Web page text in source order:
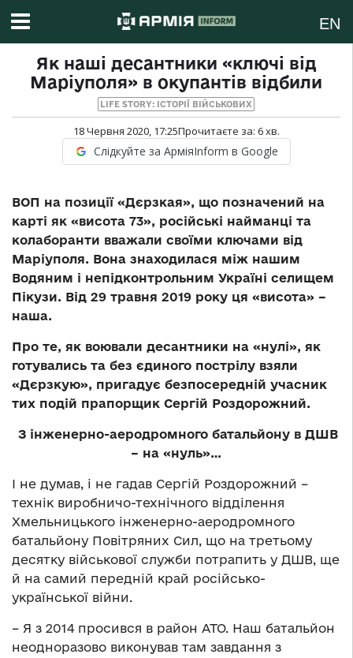
EN
Як наші десантники «ключі від
Маріуполя» в окупантів відбили
LIFE STORY: ІСТОРІЇ ВІЙСЬКОВИХ
18 Червня 2020, 17:25Прочитаєте за: 6хв.
Слідкуйте за АрміяInform в Google
ВОП на позиції «Дєрзкая», що позначений на
карті як «висота 73», російські найманці та
колаборанти вважали своїми ключами від
Маріуполя. Вона знаходилася між нашим
Водяним і непідконтрольним Україні селищем
Пікузи. Від 29 травня 2019 року ця «висота» –
наша.
Про те, як воювали десантники на «нулі», як
готувались та без єдиного пострілу взяли
«Дєрзкую», пригадує безпосередній учасник
тих подій прапорщик Сергій Роздорожний.
З інженерно-аеродромного батальйону в ДШВ
– на «нуль»…
І не думав, і не гадав Сергій Роздорожний –
технік виробничо-технічного відділення
Хмельницького інженерно-аеродромного
батальйону Повітряних Сил, що на третьому
десятку військової служби потрапить у ДШВ, ще
й на самий передній край російсько-
української війни.
– Я з 2014 просився в район АТО. Наш батальйон
неодноразово виконував там завдання з